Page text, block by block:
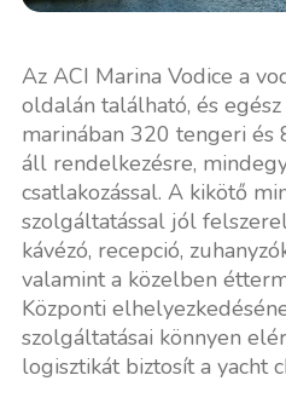
Az ACI Marina Vodice a
oldalán található, és
marinában 320 tengeri és
áll rendelkezésre,
csatlakozással. A kikötő
szolgáltatással jól
kávézó, recepció,
valamint a közelben
Központi
szolgáltatásai könnyen
logisztikát biztosít a yacht